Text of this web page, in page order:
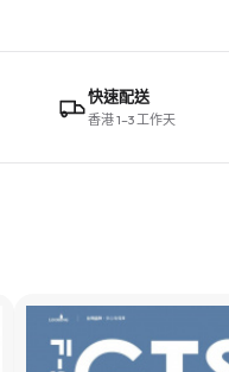
快速配送
香港 1–3 工作天